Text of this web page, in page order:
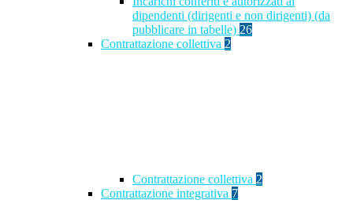
dipendenti (dirigenti e non dirigenti) (da
pubblicare in tabelle) 26
Contrattazione collettiva 2
Contrattazione collettiva 2
Contrattazione integrativa 7